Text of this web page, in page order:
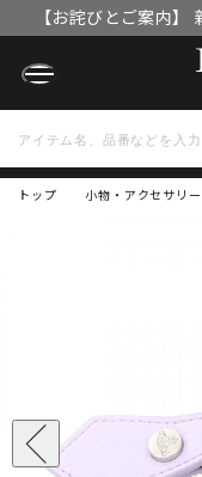
【お詫びとご案内】
OFFクー
トップ 小物・アクセサリー